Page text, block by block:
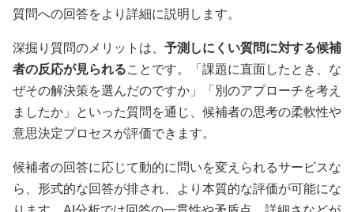
質問への回答をより詳細に説明します。
深掘り質問のメリットは、 予測しにくい質問に対する候補
者の反応が見られることです。「課題に直面したとき、な
ぜその解決策を選んだのですか」「別のアプローチを考え
ましたか」といった質問を通じ、候補者の思考の柔軟性や
意思決定プロセスが評価できます。
候補者の回答に応じて動的に問いを変えられるサービスな
ら、形式的な回答が排され、より本質的な評価が可能にな